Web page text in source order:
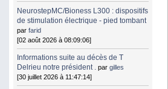
NeurostepMC/Bioness L300 : dispositifs
de stimulation électrique - pied tombant
parfarid
[02 août 2026 à 08:09:06]
Informations suite au décès de T
Delrieu notre président . pargilles
[30 juillet 2026 à 11:47:14]